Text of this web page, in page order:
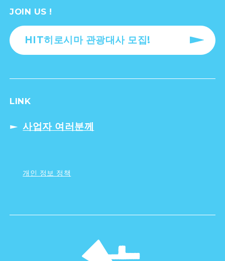
JOIN US !
HIT히로시마 관광대사 모집!
LINK
사업자 여러분께
개인 정보 정책